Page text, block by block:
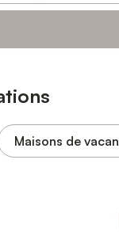
Maisons de